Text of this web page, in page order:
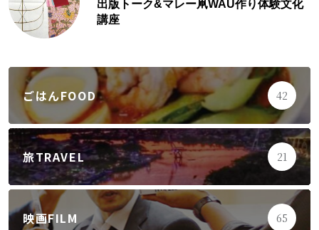
出版トーク&マレー凧WAU作り体験文化
講座
ごはんFOOD 42
旅TRAVEL 21
映画FILM 65